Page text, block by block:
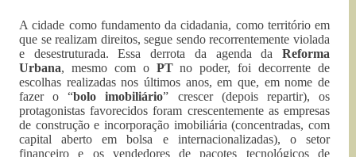
A cidade como fundamento da cidadania, como território em
que se realizam direitos, segue sendo recorrentemente violada
e desestruturada. Essa derrota da agenda daReforma
Urbana, mesmo com o PTno poder, foi decorrente de
escolhas realizadas nos últimos anos, em que, em nome de
fazer o “bolo imobiliário” crescer (depois repartir), os
protagonistas favorecidos foram crescentemente as empresas
de construção e incorporação imobiliária (concentradas, com
capital aberto em bolsa e internacionalizadas), o setor
financeiro e os vendedores de pacotes tecnológicos de